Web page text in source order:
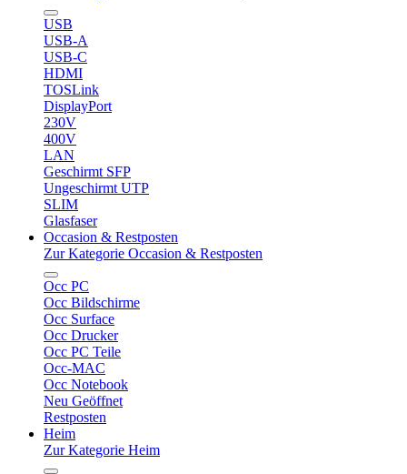
USB
USB-A
USB-C
HDMI
TOSLink
DisplayPort
230V
400V
LAN
Geschirmt SFP
Ungeschirmt UTP
SLIM
Glasfaser
Occasion & Restposten
Zur Kategorie Occasion & Restposten
Occ PC
Occ Bildschirme
Occ Surface
Occ Drucker
Occ PC Teile
Occ-MAC
Occ Notebook
Neu Geöffnet
Restposten
Heim
Zur Kategorie Heim